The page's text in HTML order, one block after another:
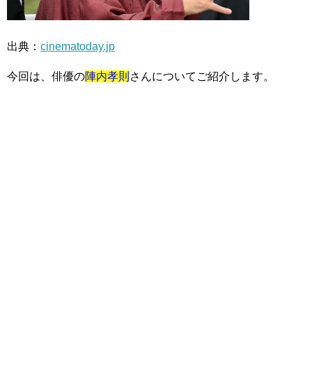
出典： cinematoday.jp
今回は、俳優の陣内孝則 さんについてご紹介します。